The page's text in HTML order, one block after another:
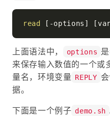
read
上面语法中， options
来保存输入数值的一个或
量名，环境变量 REPLY
据。
下面是一个例子 demo.sh